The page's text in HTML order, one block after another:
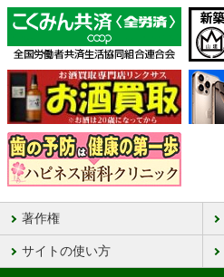
著作権
サイトの使い方